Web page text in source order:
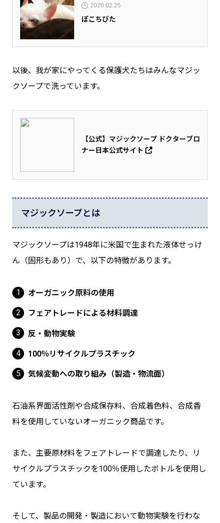
2026.02.25
ぽこちびた
以後、我が家にやってくる保護犬たちはみんなマジッ
クソープで洗っています。
【公式】マジックソープ ドクターブロ
ナー日本公式サイト
マジックソープとは
マジックソープは1948年に米国で生まれた液体せっけ
ん（固形もあり）で、以下の特徴があります。
オーガニック原料の使用
フェアトレードによる材料調達
反・動物実験
100％リサイクルプラスチック
気候変動への取り組み（製造・物流面）
石油系界面活性剤や合成保存料、合成着色料、合成香
料を使用していないオーガニック商品です。
また、主要原材料をフェアトレードで調達したり、リ
サイクルプラスチックを100％使用したボトルを使用し
ています。
そして、製品の開発・製造において動物実験を行わな